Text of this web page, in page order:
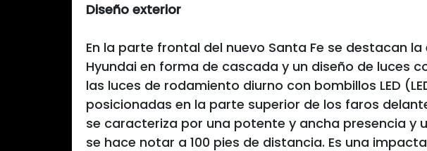
Diseño exterior
En la parte frontal del nuevo Santa Fe se destacan
Hyundai en forma de cascada y un diseño de luces
las luces de rodamiento diurno con bombillos LED
posicionadas en la parte superior de los faros
se caracteriza por una potente y ancha presencia y
se hace notar a 100 pies de distancia. Es una